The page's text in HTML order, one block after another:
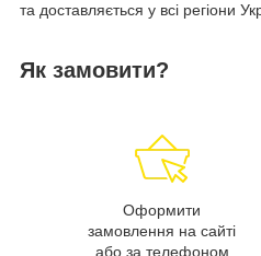
та доставляється у всі регіони
Як замовити?
Оформити
замовлення на сайті
або за телефоном